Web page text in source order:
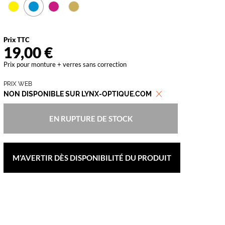
Prix TTC
19,00 €
Prix pour monture + verres sans correction
PRIX WEB
NON DISPONIBLE SUR LYNX-OPTIQUE.COM
EN RUPTURE DE STOCK
M’AVERTIR DÈS DISPONIBILITÉ DU PRODUIT